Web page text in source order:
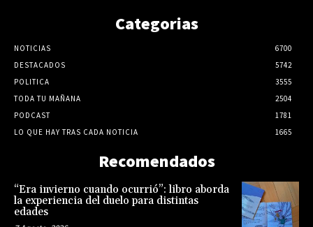
Categorias
NOTICIAS
6700
DESTACADOS
5742
POLITICA
3555
TODA TU MAÑANA
2504
PODCAST
1781
LO QUE HAY TRAS CADA NOTICIA
1665
Recomendados
“Era invierno cuando ocurrió”: libro aborda
la experiencia del duelo para distintas
edades